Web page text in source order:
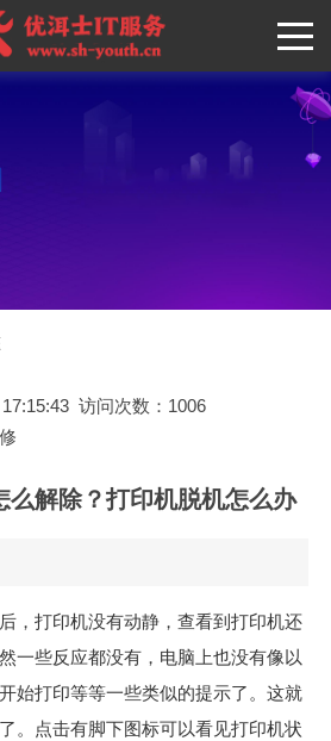
访问次数：1006
么解除？打印机脱机怎么办
，打印机没有动静，查看到打印机还
一些反应都没有，电脑上也没有像以
始打印等等一些类似的提示了。这就
。点击有脚下图标可以看见打印机状